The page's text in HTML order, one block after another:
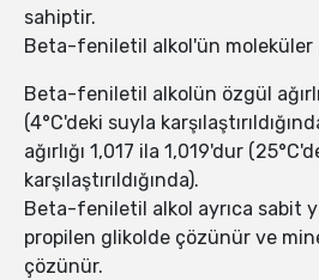
sahiptir.
Beta-feniletil alkol'ün moleküler
Beta-feniletil alkolün özgül
(4°C'deki suyla
ağırlığı 1,017 ila 1,019'dur
karşılaştırıldığında).
Beta-feniletil alkol ayrıca sabit
propilen glikolde çözünür ve
çözünür.